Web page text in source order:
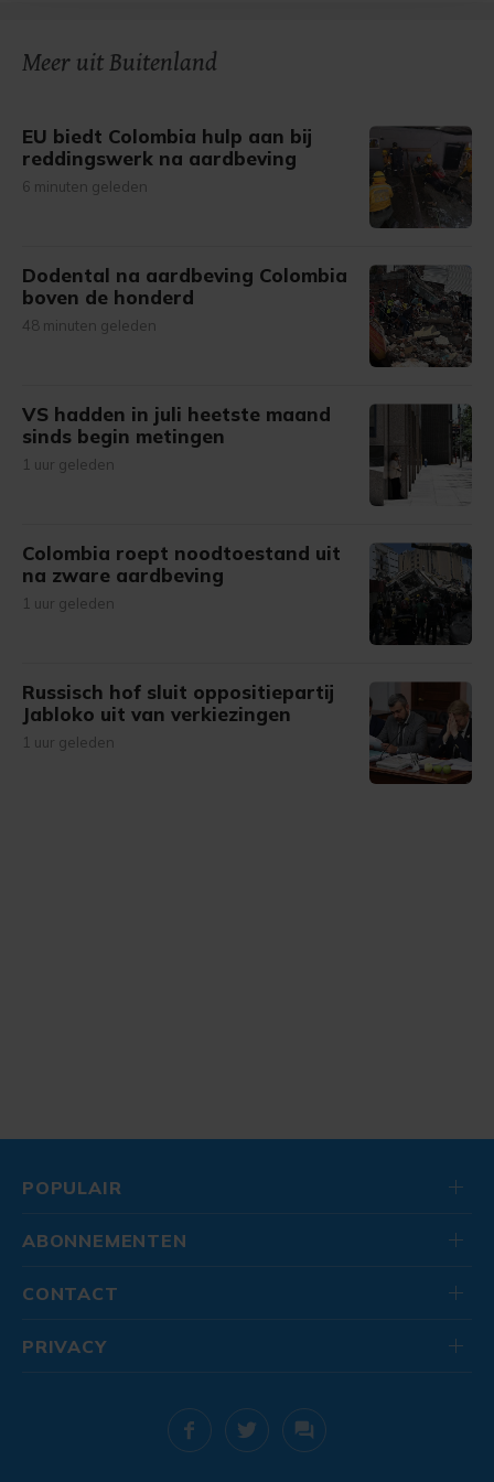
gemaakte keuze altijd wijzigen of intrekken.
Meer uit Buitenland
EU biedt Colombia hulp aan bij
reddingswerk na aardbeving
6 minuten geleden
Dodental na aardbeving Colombia
boven de honderd
48 minuten geleden
VS hadden in juli heetste maand
sinds begin metingen
1 uur geleden
Colombia roept noodtoestand uit
na zware aardbeving
1 uur geleden
Russisch hof sluit oppositiepartij
Jabloko uit van verkiezingen
1 uur geleden
POPULAIR
ABONNEMENTEN
CONTACT
PRIVACY